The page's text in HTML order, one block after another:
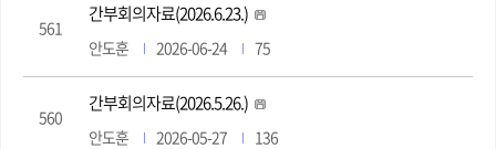
561
간부회의자료(2026.6.23.)
안도훈 2026-06-24 75
560
간부회의자료(2026.5.26.)
안도훈 2026-05-27 136